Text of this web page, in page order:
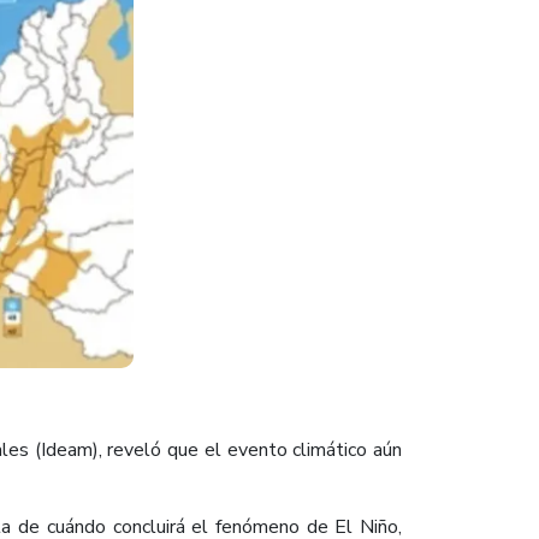
(Ideam), reveló que el evento climático aún
de cuándo concluirá el fenómeno de El Niño,